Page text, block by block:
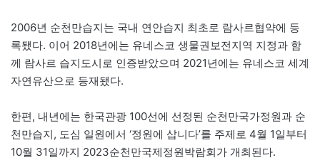
2006년 순천만습지는 국내 연안습지 최초로 람사르협약에 등
록됐다. 이어 2018년에는 유네스코 생물권보전지역 지정과 함
께 람사르 습지도시로 인증받았으며 2021년에는 유네스코 세계
자연유산으로 등재됐다.
한편, 내년에는 한국관광 100선에 선정된 순천만국가정원과 순
천만습지, 도심 일원에서 ‘정원에 삽니다’를 주제로 4월 1일부터
10월 31일까지 2023순천만국제정원박람회가 개최된다.